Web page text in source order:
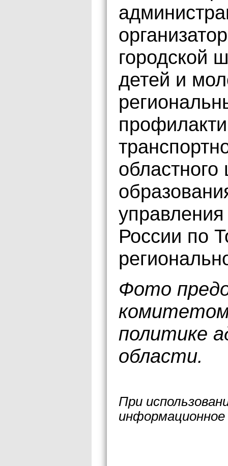
городской
детей и
областного
России по
Фото
политике
области.
При